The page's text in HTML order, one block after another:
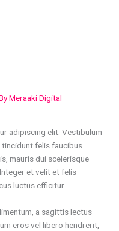
Meraaki Digital
adipiscing elit. Vestibulum
felis faucibus.
mauris dui scelerisque
et velit et felis
luctus efficitur.
a sagittis lectus
eros vel libero hendrerit,